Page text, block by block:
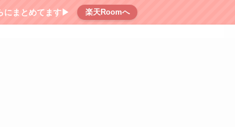
にまとめてます▶︎ 楽天Roomへ